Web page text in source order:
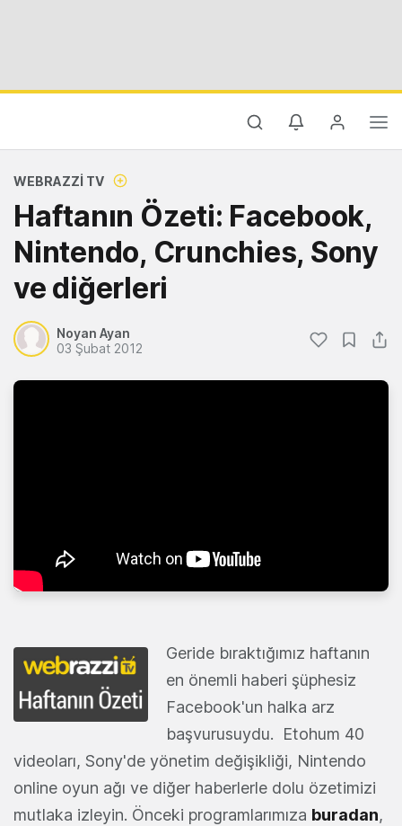
WEBRAZZI TV
Haftanın Özeti: Facebook,
Nintendo, Crunchies, Sony
ve diğerleri
Noyan Ayan
03 Şubat 2012
Geride bıraktığımız haftanın
en önemli haberi şüphesiz
Facebook'un halka arz
başvurusuydu. Etohum 40
videoları, Sony'de yönetim değişikliği, Nintendo
online oyun ağı ve diğer haberlerle dolu özetimizi
mutlaka izleyin. Önceki programlarımıza buradan,